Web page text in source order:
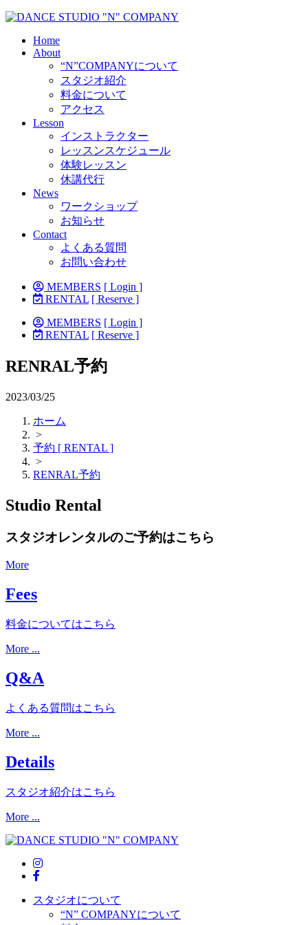
Home
About
“N”COMPANYについて
スタジオ紹介
料金について
アクセス
Lesson
インストラクター
レッスンスケジュール
体験レッスン
休講代行
News
ワークショップ
お知らせ
Contact
よくある質問
お問い合わせ
MEMBERS [ Login ]
RENTAL [ Reserve ]
MEMBERS [ Login ]
RENTAL [ Reserve ]
RENRAL予約
2023/03/25
ホーム
>
予約 [ RENTAL ]
>
RENRAL予約
Studio Rental
スタジオレンタルのご予約はこちら
More
Fees
料金についてはこちら
More ...
Q&A
よくある質問はこちら
More ...
Details
スタジオ紹介はこちら
More ...
スタジオについて
“N” COMPANYについて